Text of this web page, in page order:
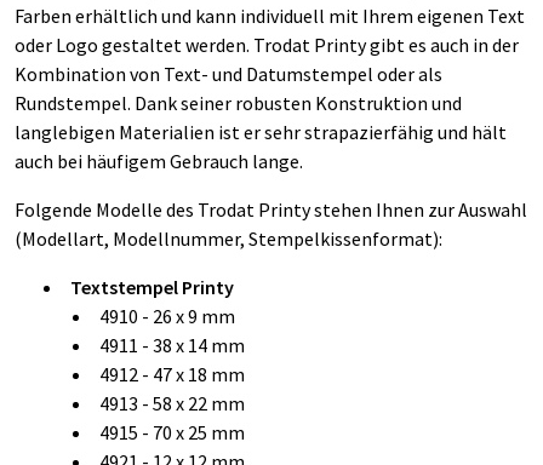
Farben erhältlich und kann individuell mit Ihrem eigenen Text
oder Logo gestaltet werden. Trodat Printy gibt es auch in der
Kombination von Text- und Datumstempel oder als
Rundstempel. Dank seiner robusten Konstruktion und
langlebigen Materialien ist er sehr strapazierfähig und hält
auch bei häufigem Gebrauch lange.
Folgende Modelle des Trodat Printy stehen Ihnen zur Auswahl
(Modellart, Modellnummer, Stempelkissenformat):
Textstempel Printy
4910 - 26 x 9 mm
4911 - 38 x 14 mm
4912 - 47 x 18 mm
4913 - 58 x 22 mm
4915 - 70 x 25 mm